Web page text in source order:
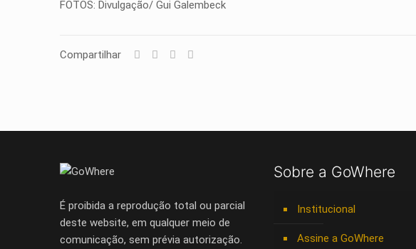
FOTOS: Divulgação/ Gui Galembeck
Compartilhar
É proibida a reprodução total ou parcial
deste website, em qualquer meio de
comunicação, sem prévia autorização.
Sobre a GoWhere
Institucional
Assine a GoWhere